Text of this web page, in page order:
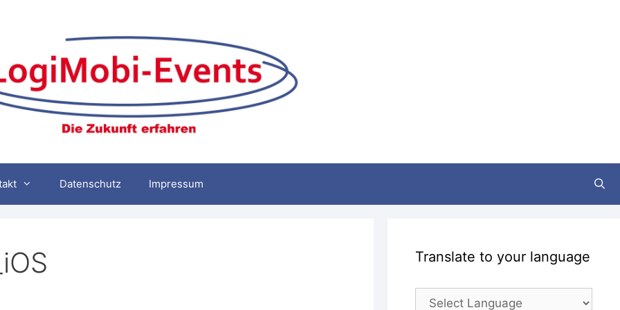
Datenschutz Impressum
Translate to your language